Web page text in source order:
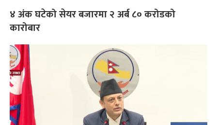
४ अंक घटेको सेयर बजारमा २ अर्ब ८० करोडको
कारोबार